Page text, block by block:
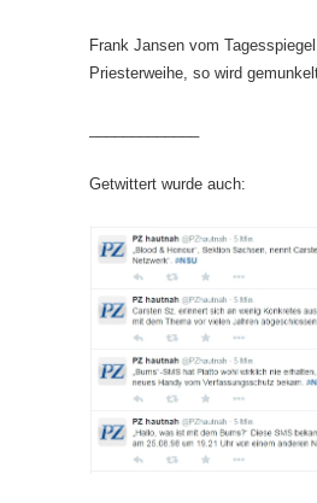
Frank Jansen vom
Priesterweihe, so wird
Getwittert wurde auch: